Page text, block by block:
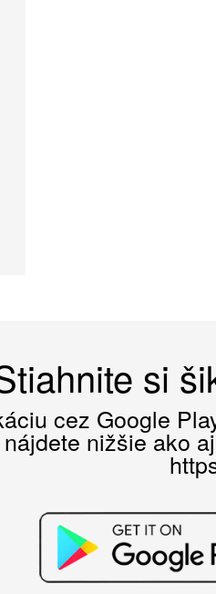
si
cez Google
nižšie ako